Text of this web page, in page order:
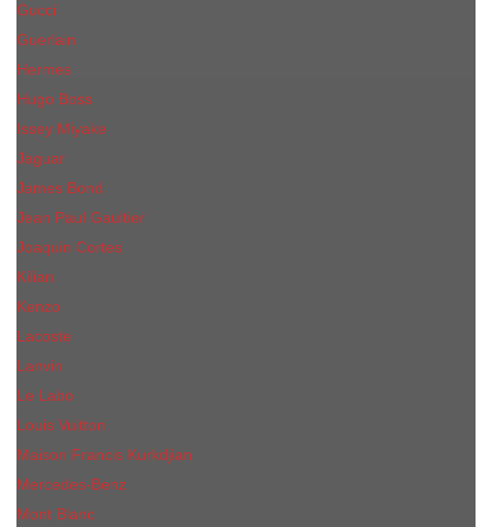
Gucci
Guerlain
Hermes
Hugo Boss
Issey Miyake
Jaguar
James Bond
Jean Paul Gaultier
Joaquin Сortes
Kilian
Kenzo
Lacoste
Lanvin
Le Labo
Louis Vuitton
Maison Francis Kurkdjian
Mercedes-Benz
Mont Blanc